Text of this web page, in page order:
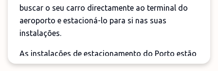
buscar o seu carro directamente ao terminal do
aeroporto e estacioná-lo para si nas suas
instalações.
As instalações de estacionamento do Porto estão
localizadas a apenas 1,2 km de distância e estão